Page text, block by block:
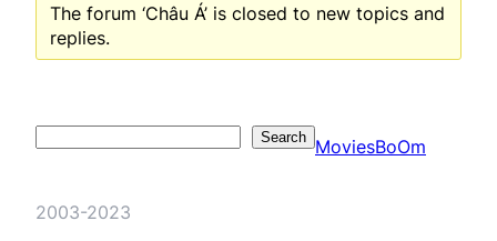
The forum ‘Châu Á’ is closed to new topics and
replies.
Search MoviesBoOm
2003-2023